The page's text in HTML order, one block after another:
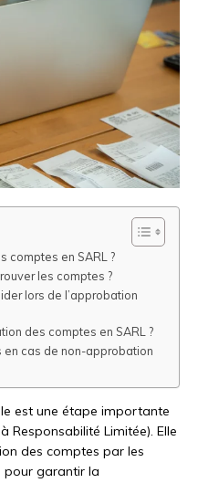
comptes en SARL ?
les comptes ?
lors de l’approbation
des comptes en SARL ?
cas de non-approbation
est une étape importante
Responsabilité Limitée). Elle
des comptes par les
pour garantir la